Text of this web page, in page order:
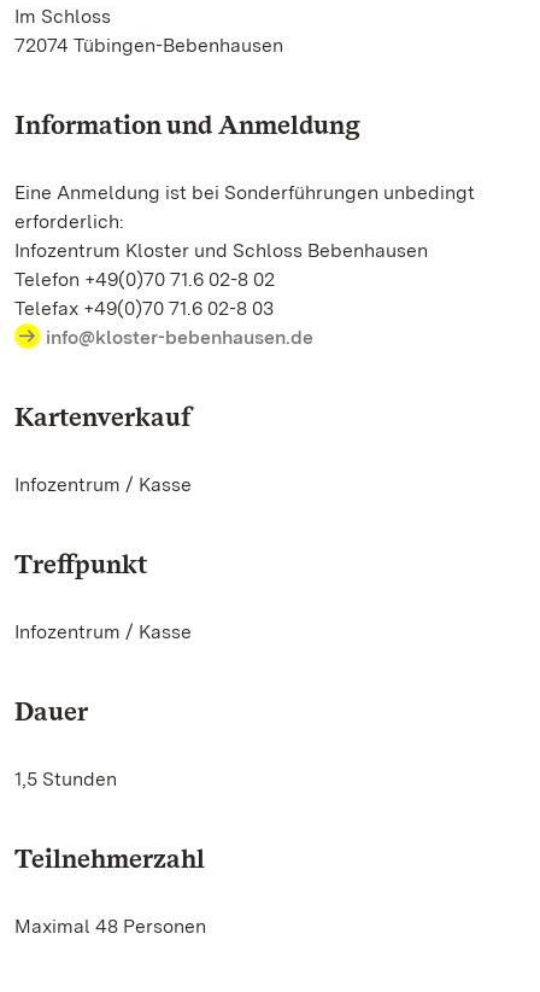
Im Schloss
72074 Tübingen-Bebenhausen
Information und Anmeldung
Eine Anmeldung ist bei Sonderführungen unbedingt
erforderlich:
Infozentrum Kloster und Schloss Bebenhausen
Telefon +49(0)70 71.6 02-8 02
Telefax +49(0)70 71.6 02-8 03
info@kloster-bebenhausen.de
Kartenverkauf
Infozentrum / Kasse
Treffpunkt
Infozentrum / Kasse
Dauer
1,5 Stunden
Teilnehmerzahl
Maximal 48 Personen